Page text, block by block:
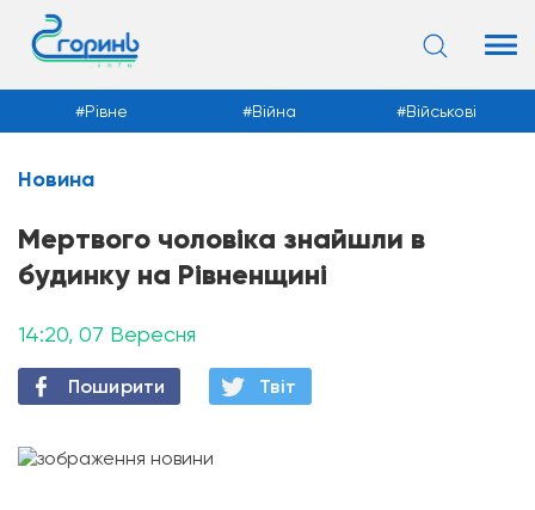
Новини
Рівне Війна Військові
Новина
Мертвого чоловіка знайшли в
будинку на Рівненщині
14:20, 07 Вересня
Поширити Твiт